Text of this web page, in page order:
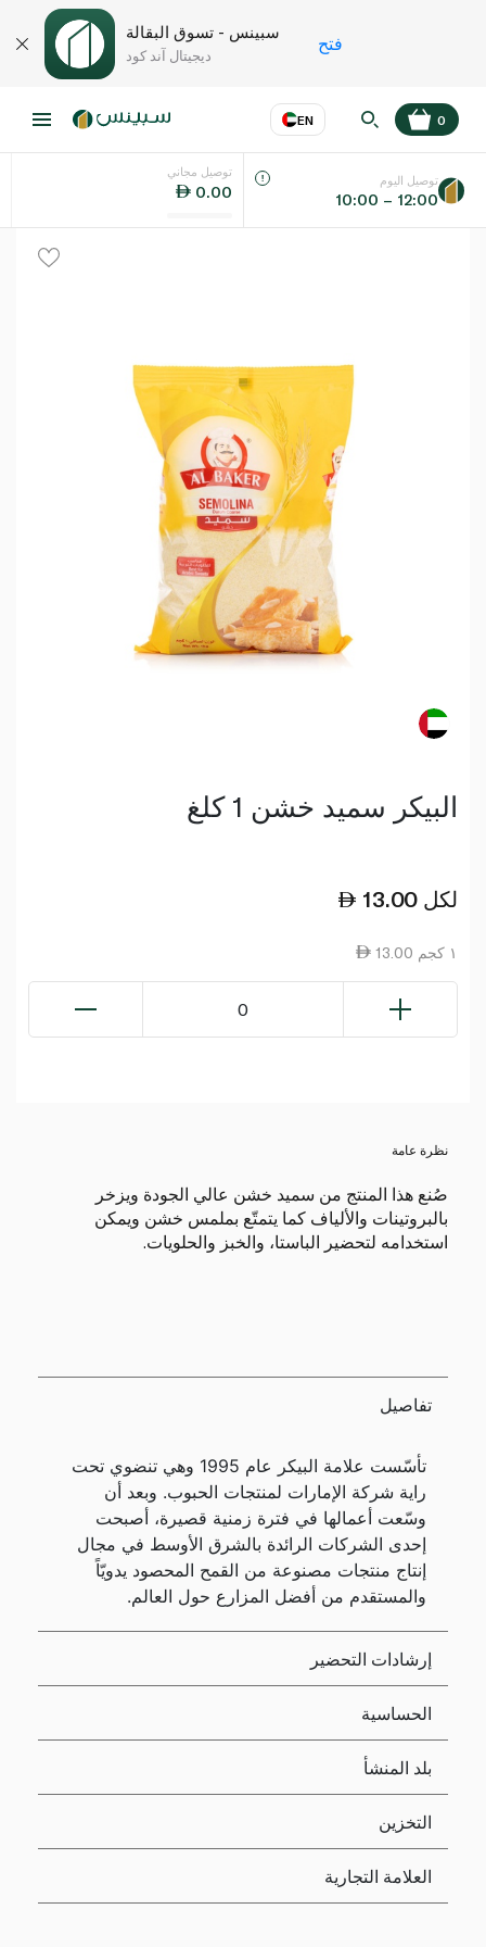
سبينس - تسوق البقالة
ديجيتال آند كود
فتح
EN
اللغة عر
0
توصيل مجاني
0.00
توصيل اليوم
10:00 – 12:00
البيكر سميد خشن 1 كلغ
13.00 لكل
13.00 ١ كجم
0
نظرة عامة
صُنع هذا المنتج من سميد خشن عالي الجودة ويزخر
بالبروتينات والألياف كما يتمتّع بملمس خشن ويمكن
استخدامه لتحضير الباستا، والخبز والحلويات.
تفاصيل
تأسّست علامة البيكر عام 1995 وهي تنضوي تحت
راية شركة الإمارات لمنتجات الحبوب. وبعد أن
وسّعت أعمالها في فترة زمنية قصيرة، أصبحت
إحدى الشركات الرائدة بالشرق الأوسط في مجال
إنتاج منتجات مصنوعة من القمح المحصود يدويّاً
والمستقدم من أفضل المزارع حول العالم.
إرشادات التحضير
الحساسية
بلد المنشأ
التخزين
العلامة التجارية